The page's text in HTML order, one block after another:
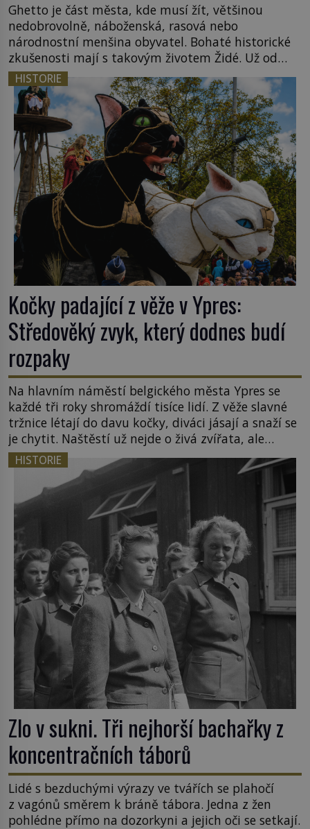
Ghetto je část města, kde musí žít, většinou
nedobrovolně, náboženská, rasová nebo
národnostní menšina obyvatel. Bohaté historické
zkušenosti mají s takovým životem Židé. Už od
středověku jsou totiž v každou chvíli nuceni v
nějakém žít. Mezi ty nejslavnější patří i římské
ghetto založené v roce 1555. Pokud jde o vztah
k Židům, nemá se Řím čím chlubit. […]
HISTORIE
Kočky padající z věže v Ypres:
Středověký zvyk, který dodnes budí
rozpaky
Na hlavním náměstí belgického města Ypres se
každé tři roky shromáždí tisíce lidí. Z věže slavné
tržnice létají do davu kočky, diváci jásají a snaží se
je chytit. Naštěstí už nejde o živá zvířata, ale
jenom o plyšové suvenýry. Kdysi to ale bylo jinak.
Tato veselá podívaná připomíná jeden z
nejpodivnějších a zároveň nejkrutějších zvyků […]
HISTORIE
Zlo v sukni. Tři nejhorší bachařky z
koncentračních táborů
Lidé s bezduchými výrazy ve tvářích se plahočí
z vagónů směrem k bráně tábora. Jedna z žen
pohlédne přímo na dozorkyni a jejich oči se setkají.